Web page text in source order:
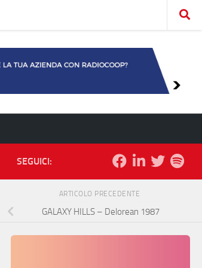
SEGUICI:
ARTICOLO PRECEDENTE
GALAXY HILLS – Delorean 1987